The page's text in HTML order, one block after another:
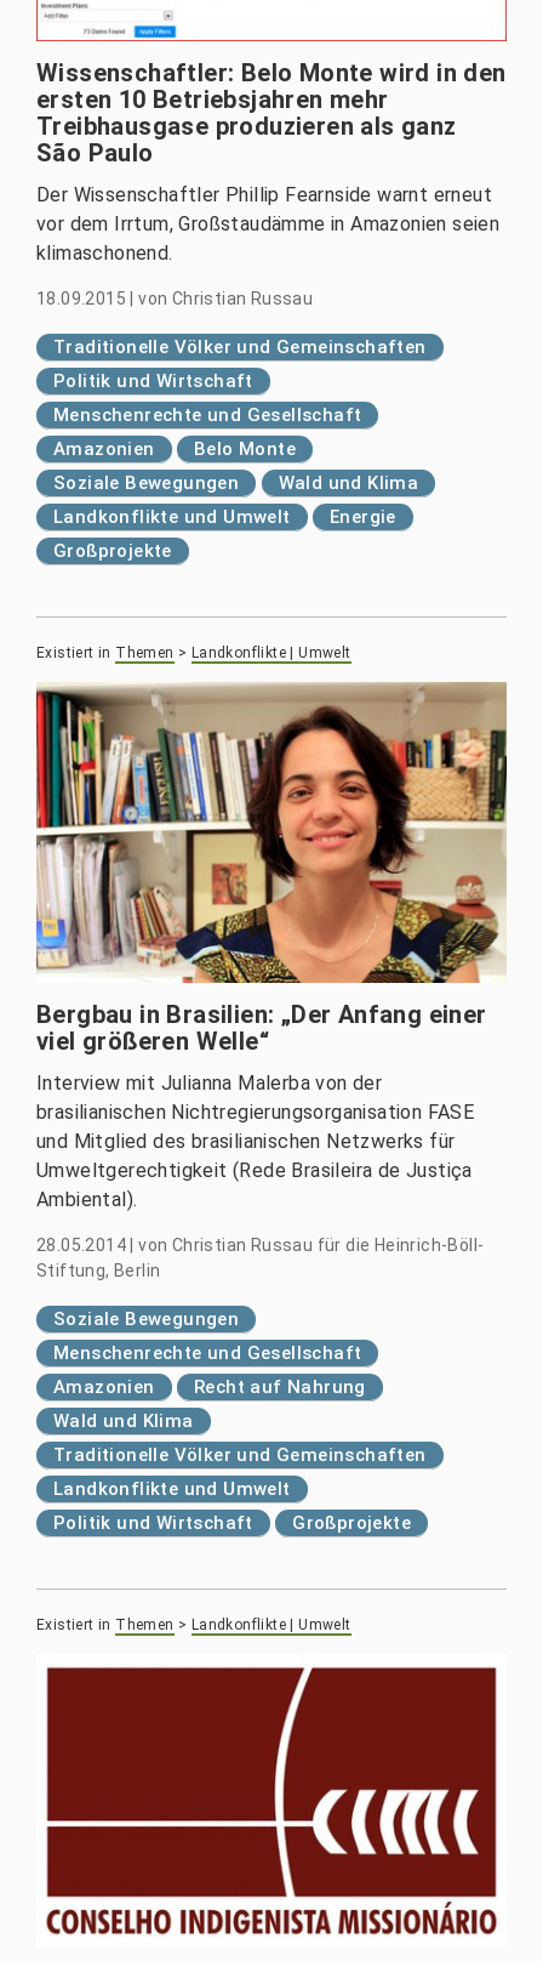
Wissenschaftler: Belo Monte wird in den
ersten 10 Betriebsjahren mehr
Treibhausgase produzieren als ganz
São Paulo
Der Wissenschaftler Phillip Fearnside warnt erneut
vor dem Irrtum, Großstaudämme in Amazonien seien
klimaschonend.
18.09.2015 |von Christian Russau
Traditionelle Völker und Gemeinschaften
Politik und Wirtschaft
Menschenrechte und Gesellschaft
Amazonien
Belo Monte
Soziale Bewegungen
Wald und Klima
Landkonflikte und Umwelt
Energie
Großprojekte
Existiert in Themen > Landkonflikte | Umwelt
Bergbau in Brasilien: „Der Anfang einer
viel größeren Welle“
Interview mit Julianna Malerba von der
brasilianischen Nichtregierungsorganisation FASE
und Mitglied des brasilianischen Netzwerks für
Umweltgerechtigkeit (Rede Brasileira de Justiça
Ambiental).
28.05.2014 |von Christian Russau für die Heinrich-Böll-
Stiftung, Berlin
Soziale Bewegungen
Menschenrechte und Gesellschaft
Amazonien
Recht auf Nahrung
Wald und Klima
Traditionelle Völker und Gemeinschaften
Landkonflikte und Umwelt
Politik und Wirtschaft
Großprojekte
Existiert in Themen > Landkonflikte | Umwelt